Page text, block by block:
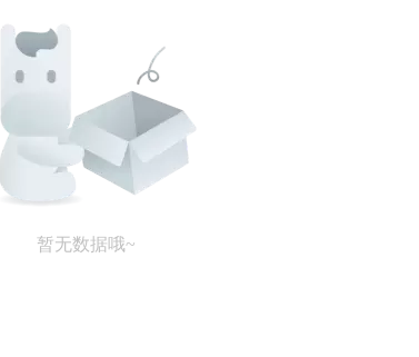
暂无数据哦~